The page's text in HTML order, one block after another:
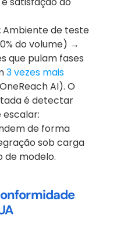
Ambiente de teste
do volume) →
que pulam fases
3 vezes mais
AI). O
é detectar
de forma
sob carga
de modelo.